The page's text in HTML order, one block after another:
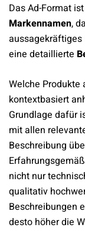
Das Ad-Format
Markennamen,
aussagekräftiges
eine detaillierte
Welche Produkte
kontextbasiert
Grundlage dafür
mit allen
Beschreibung
nicht nur
qualitativ
Beschreibungen
desto höher die